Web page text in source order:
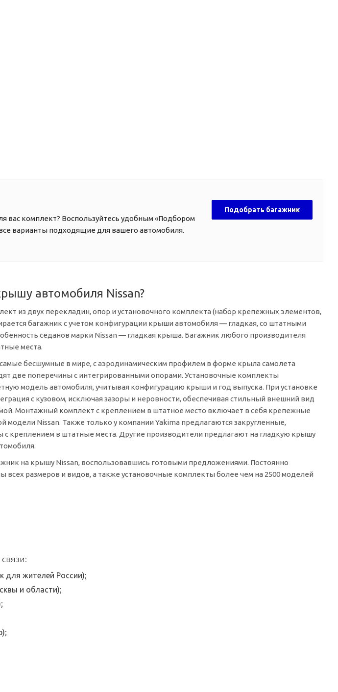
вас комплект? Воспользуйтесь удобным «Подбором
варианты подходящие для вашего автомобиля.
Подобрать багажник
автомобиля Nissan?
из двух перекладин, опор и установочного комплекта (набор крепежных элементов,
багажник с учетом конфигурации крыши автомобиля — гладкая, со штатными
седанов марки Nissan — гладкая крыша. Багажник любого производителя
места.
бесшумные в мире, с аэродинамическим профилем в форме крыла самолета
две поперечины с интегрированными опорами. Установочные комплекты
модель автомобиля, учитывая конфигурацию крыши и год выпуска. При установке
с кузовом, исключая зазоры и неровности, обеспечивая стильный внешний вид
Монтажный комплект с креплением в штатное место включает в себя крепежные
Nissan. Также только у компании Yakima предлагаются закругленные,
креплением в штатные места. Другие производители предлагают на гладкую крышу
на крышу Nissan, воспользовавшись готовыми предложениями. Постоянно
всех размеров и видов, а также установочные комплекты более чем на 2500 моделей
для жителей России);
и области);